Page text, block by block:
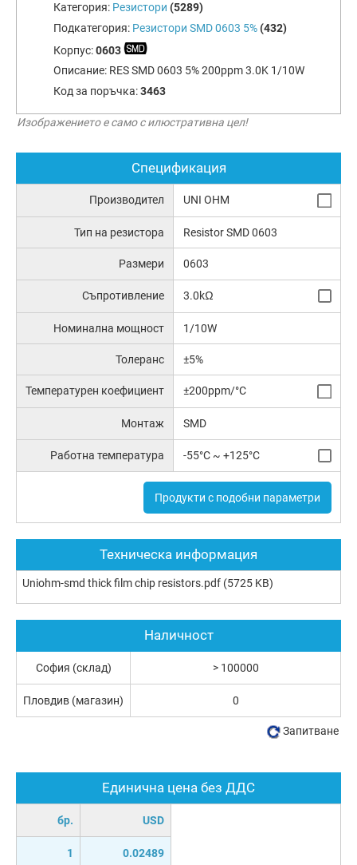
Категория: Резистори (5289)
Подкатегория: Резистори SMD 0603 5% (432)
Корпус:0603
Описание: RES SMD 0603 5% 200ppm 3.0K 1/10W
Код за поръчка:3463
Изображението е само с илюстративна цел!
Спецификация
Производител UNI OHM
Тип на резистора Resistor SMD 0603
Размери 0603
Съпротивление 3.0kΩ
Номинална мощност 1/10W
Толеранс ±5%
Температурен коефициент ±200ppm/°C
Монтаж SMD
Работна температура -55°C ~ +125°C
Продукти с подобни параметри
Техническа информация
Uniohm-smd thick film chip resistors.pdf (5725 KB)
Единична цена без ДДС
бр. USD
1 0.02489
Наличност
София (склад) > 100000
Пловдив (магазин) 0
Запитване